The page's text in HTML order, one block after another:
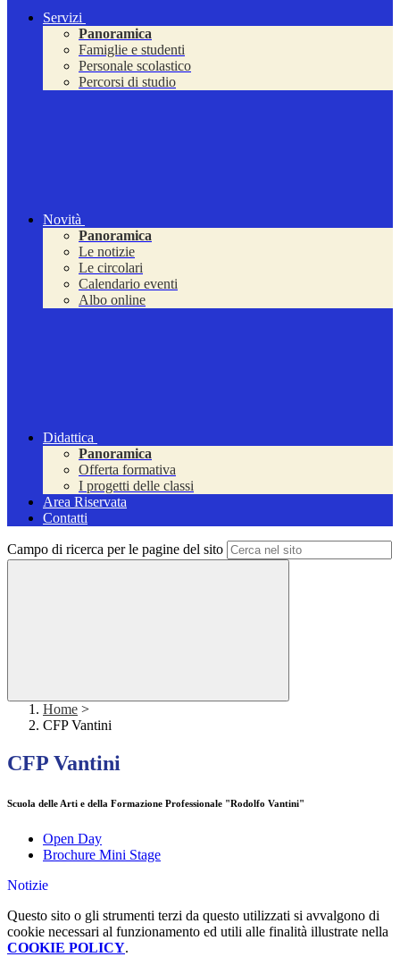
Servizi
Panoramica
Famiglie e studenti
Personale scolastico
Percorsi di studio
Novità
Panoramica
Le notizie
Le circolari
Calendario eventi
Albo online
Didattica
Panoramica
Offerta formativa
I progetti delle classi
Area Riservata
Contatti
Campo di ricerca per le pagine del sito
Home >
CFP Vantini
CFP Vantini
Scuola delle Arti e della Formazione Professionale "Rodolfo Vantini"
Open Day
Brochure Mini Stage
Notizie
Questo sito o gli strumenti terzi da questo utilizzati si avvalgono di
cookie necessari al funzionamento ed utili alle finalità illustrate nella
COOKIE POLICY.